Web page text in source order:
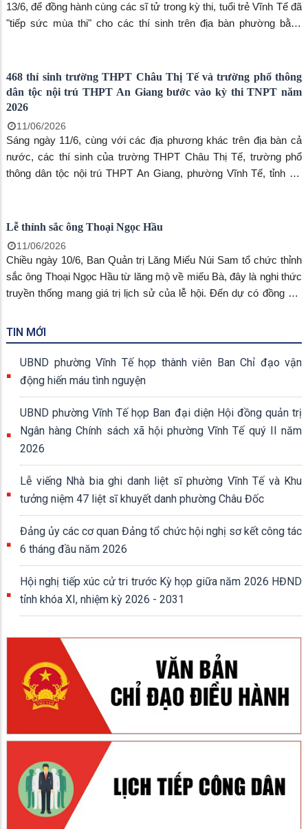
13/6, để đồng hành cùng các sĩ tử trong kỳ thi, tuổi trẻ Vĩnh Tế đã
"tiếp sức mùa thi" cho các thí sinh trên địa bàn phường bằng
468 thí sinh trường THPT Châu Thị Tế và trường phổ thông
dân tộc nội trú THPT An Giang bước vào kỳ thi TNPT năm
2026
11/06/2026
Sáng ngày 11/6, cùng với các địa phương khác trên địa bàn cả
nước, các thí sinh của trường THPT Châu Thị Tế, trường phổ
thông dân tộc nội trú THPT An Giang, phường Vĩnh Tế, tỉnh An
Lễ thỉnh sắc ông Thoại Ngọc Hầu
11/06/2026
Chiều ngày 10/6, Ban Quản trị Lăng Miếu Núi Sam tổ chức thỉnh
sắc ông Thoại Ngọc Hầu từ lăng mộ về miếu Bà, đây là nghi thức
truyền thống mang giá trị lịch sử của lễ hội. Đến dự có đồng chí
đồng chí Huỳnh Hương Huyền, phó Chủ tịch UBND phường.
TIN MỚI
UBND phường Vĩnh Tế họp thành viên Ban Chỉ đạo vận
động hiến máu tình nguyện
UBND phường Vĩnh Tế họp Ban đại diện Hội đồng quản trị
Ngân hàng Chính sách xã hội phường Vĩnh Tế quý II năm
2026
Lễ viếng Nhà bia ghi danh liệt sĩ phường Vĩnh Tế và Khu
tưởng niệm 47 liệt sĩ khuyết danh phường Châu Đốc
Đảng ủy các cơ quan Đảng tổ chức hội nghị sơ kết công tác
6 tháng đầu năm 2026
Hội nghị tiếp xúc cử tri trước Kỳ họp giữa năm 2026 HĐND
tỉnh khóa XI, nhiệm kỳ 2026 - 2031